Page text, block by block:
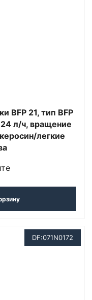
BFP 21, тип BFP
л/ч, вращение
легкие
DF:071N0172